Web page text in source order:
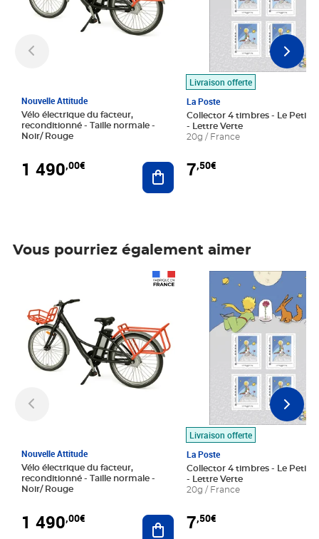
Nouvelle Attitude
Vélo électrique du facteur,
reconditionné - Taille normale -
Noir/ Rouge
1 490,00€ Ajouter au panier
Livraison offerte
La Poste
Collector 4 timbres - Le Petit
- Lettre Verte
20g / France
7,50€
Vous pourriez également aimer
Nouvelle Attitude
Vélo électrique du facteur,
reconditionné - Taille normale -
Noir/ Rouge
1 490,00€ Ajouter au panier
Livraison offerte
La Poste
Collector 4 timbres - Le Petit
- Lettre Verte
20g / France
7,50€
Prix 7,50€